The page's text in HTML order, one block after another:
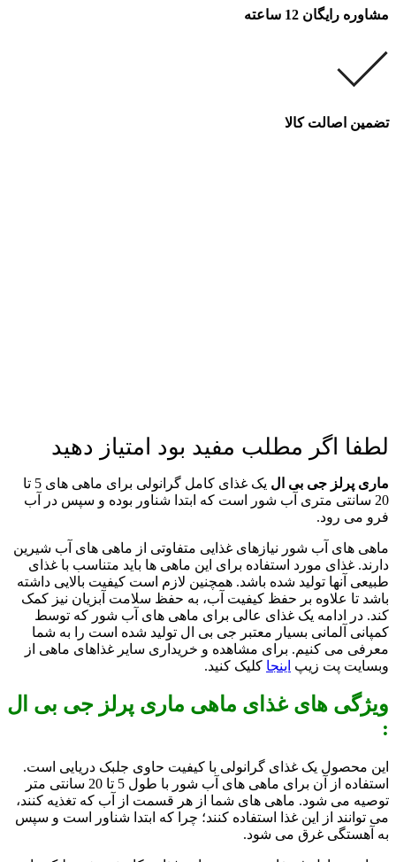
مشاوره رایگان 12 ساعته
تضمین اصالت کالا
لطفا اگر مطلب مفید بود امتیاز دهید
ماری پرلز جی بی ال
یک غذای کامل گرانولی برای ماهی های 5 تا
20 سانتی متری آب شور است که ابتدا شناور بوده و سپس در آب
فرو می رود.
ماهی های آب شور نیازهای غذایی متفاوتی از ماهی های آب شیرین
دارند. غذای مورد استفاده برای این ماهی ها باید متناسب با غذای
طبیعی آنها تولید شده باشد. همچنین لازم است کیفیت بالایی داشته
باشد تا علاوه بر حفظ کیفیت آب، به حفظ سلامت آبزیان نیز کمک
کند. در ادامه یک غذای عالی برای ماهی های آب شور که توسط
کمپانی آلمانی بسیار معتبر جی بی ال تولید شده است را به شما
معرفی می کنیم. برای مشاهده و خریداری سایر غذاهای ماهی از
وبسایت پت زیپ اینجا کلیک کنید.
ویژگی های غذای ماهی ماری پرلز جی بی ال
:
این محصول یک غذای گرانولی با کیفیت حاوی جلبک دریایی است.
استفاده از آن برای ماهی های آب شور با طول 5 تا 20 سانتی متر
توصیه می شود. ماهی های شما از هر قسمت از آب که تغذیه کنند،
می توانند از این غذا استفاده کنند؛ چرا که ابتدا شناور است و سپس
به آهستگی غرق می شود.